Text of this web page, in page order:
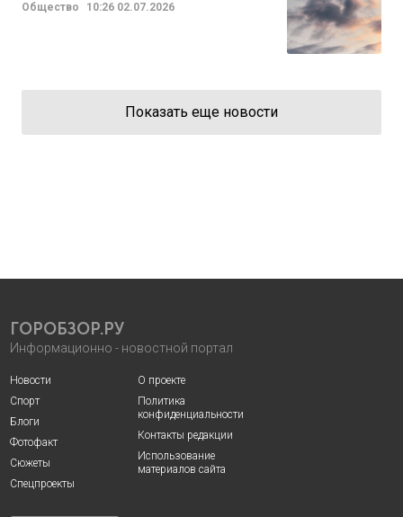
Общество 10:26 02.07.2026
Показать еще новости
ГОРОБЗОР.РУ
Информационно - новостной портал
Новости
Спорт
Блоги
Фотофакт
Сюжеты
Спецпроекты
О проекте
Политика
конфиденциальности
Контакты редакции
Использование
материалов сайта